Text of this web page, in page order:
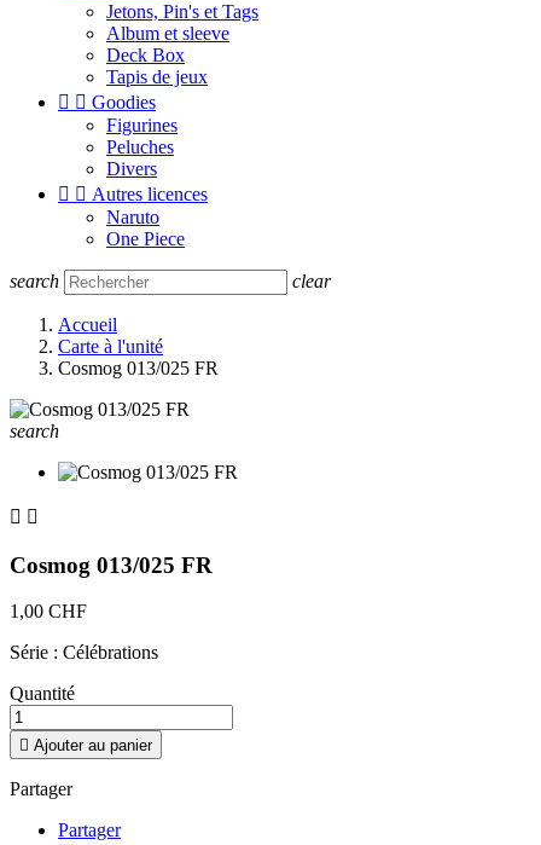
Jetons, Pin's et Tags
Album et sleeve
Deck Box
Tapis de jeux
  Goodies
Figurines
Peluches
Divers
  Autres licences
Naruto
One Piece
search clear
Accueil
Carte à l'unité
Cosmog 013/025 FR
search
 
Cosmog 013/025 FR
1,00 CHF
Série : Célébrations
Quantité
 Ajouter au panier
Partager
Partager